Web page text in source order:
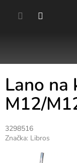
Lano na
M12/
3298516
Značka: Libros